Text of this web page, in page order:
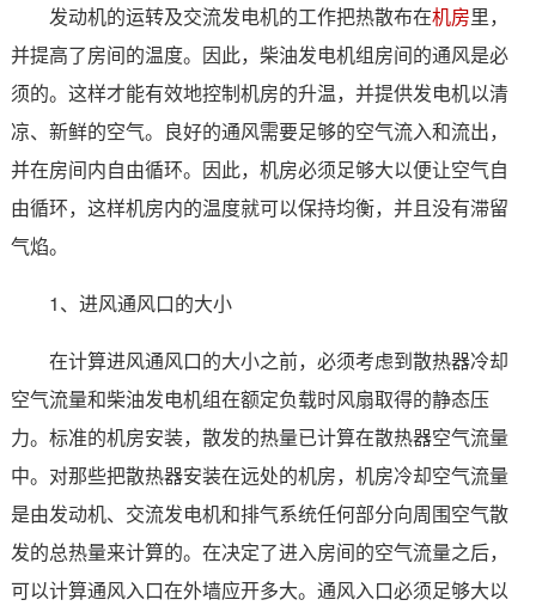
发动机的运转及交流发电机的工作把热散布在机房里，
并提高了房间的温度。因此，柴油发电机组房间的通风是必
须的。这样才能有效地控制机房的升温，并提供发电机以清
凉、新鲜的空气。良好的通风需要足够的空气流入和流出，
并在房间内自由循环。因此，机房必须足够大以便让空气自
由循环，这样机房内的温度就可以保持均衡，并且没有滞留
气焰。
1、进风通风口的大小
在计算进风通风口的大小之前，必须考虑到散热器冷却
空气流量和柴油发电机组在额定负载时风扇取得的静态压
力。标准的机房安装，散发的热量已计算在散热器空气流量
中。对那些把散热器安装在远处的机房，机房冷却空气流量
是由发动机、交流发电机和排气系统任何部分向周围空气散
发的总热量来计算的。在决定了进入房间的空气流量之后，
可以计算通风入口在外墙应开多大。通风入口必须足够大以